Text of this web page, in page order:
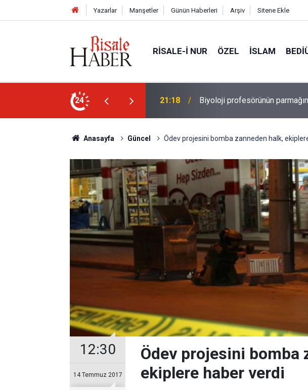
Yazarlar Manşetler Günün Haberleri Arşiv Sitene Ekle
RISALE-I NUR ÖZEL İSLAM
24
ucunda niçin göz yok? 20:11 Türkiye, Suudi Arabistan ve
Anasayfa Güncel Ödev projesini bomba zanneden halk,
12:30
14 Temmuz 2017
Ödev projesini bomba
ekiplere haber verdi